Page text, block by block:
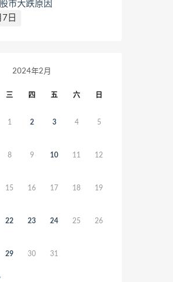
市大跌原因
日
2024年2月
三 四 五 六 日
1 2 3 4 5
8 9 10 11 12
15 16 17 18 19
22 23 24 25 26
29 30 31